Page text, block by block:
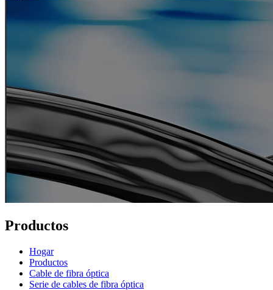
Productos
Hogar
Productos
Cable de fibra óptica
Serie de cables de fibra óptica